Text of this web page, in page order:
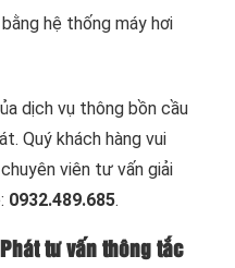
hệ thống máy hơi
dịch vụ thông bồn cầu
Quý khách hàng vui
viên tư vấn giải
0932.489.685.
tư vấn thông tắc